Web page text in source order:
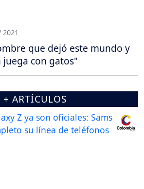
2021
que dejó este mundo y
con gatos"
+ ARTÍCULOS